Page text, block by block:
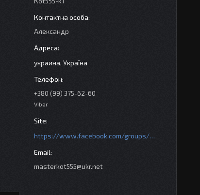
Александр
украина, Україна
+380 (99) 375-62-60
Viber
https://www.facebook.com/groups/httpsmotoshara.net
masterkot555@ukr.net